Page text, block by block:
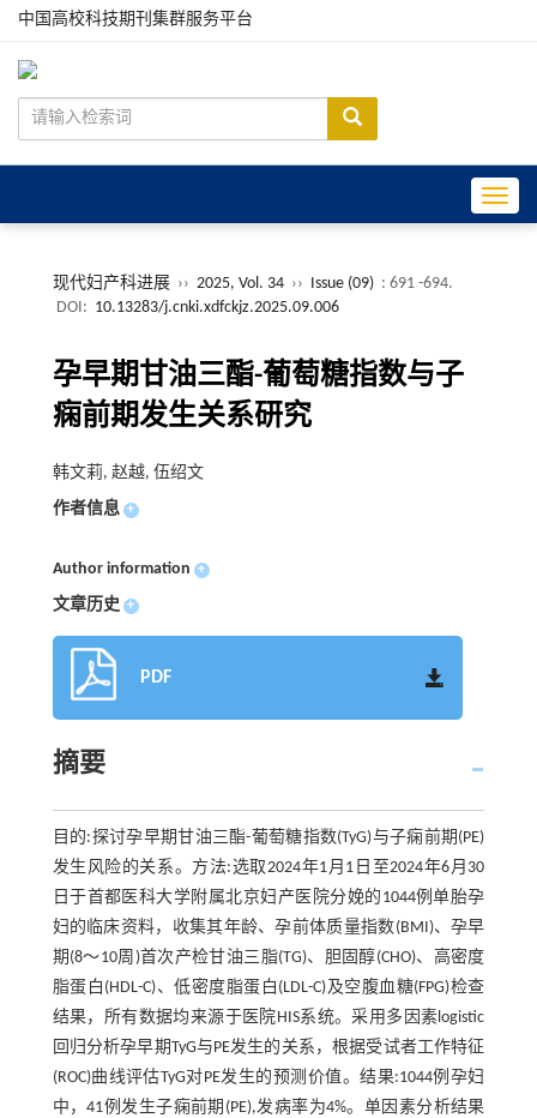
中国高校科技期刊集群服务平台
现代妇产科进展 ›› 2025, Vol. 34 ›› Issue (09) : 691 -694.
DOI: 10.13283/j.cnki.xdfckjz.2025.09.006
孕早期甘油三酯-葡萄糖指数与子
痫前期发生关系研究
韩文莉, 赵越, 伍绍文
作者信息 +
Author information +
文章历史 +
PDF
摘要
目的:探讨孕早期甘油三酯-葡萄糖指数(TyG)与子痫前期(PE)
发生风险的关系。方法:选取2024年1月1日至2024年6月30
日于首都医科大学附属北京妇产医院分娩的1044例单胎孕
妇的临床资料，收集其年龄、孕前体质量指数(BMI)、孕早
期(8～10周)首次产检甘油三脂(TG)、胆固醇(CHO)、高密度
脂蛋白(HDL-C)、低密度脂蛋白(LDL-C)及空腹血糖(FPG)检查
结果，所有数据均来源于医院HIS系统。采用多因素logistic
回归分析孕早期TyG与PE发生的关系，根据受试者工作特征
(ROC)曲线评估TyG对PE发生的预测价值。结果:1044例孕妇
中，41例发生子痫前期(PE),发病率为4%。单因素分析结果